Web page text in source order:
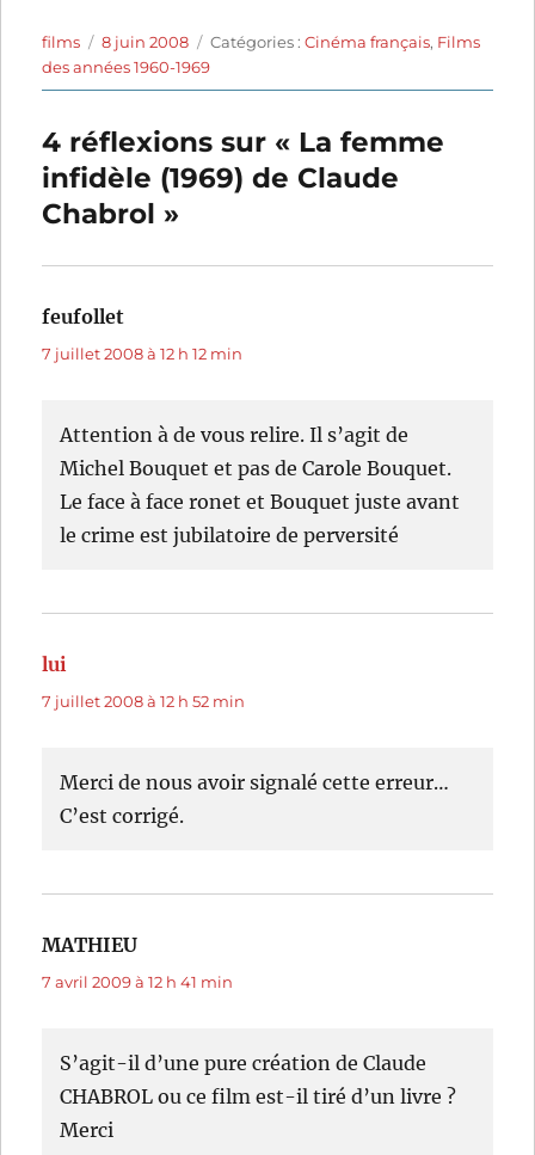
Auteur
films
Publié
le
8 juin 2008 Catégories
Catégories :Cinéma français, Films
des années 1960-1969
4 réflexions sur « La femme
infidèle (1969) de Claude
Chabrol »
feufollet
7 juillet 2008 à 12 h 12 min
Attention à de vous relire. Il s’agit de
Michel Bouquet et pas de Carole Bouquet.
Le face à face ronet et Bouquet juste avant
le crime est jubilatoire de perversité
lui
7 juillet 2008 à 12 h 52 min
Merci de nous avoir signalé cette erreur…
C’est corrigé.
MATHIEU
7 avril 2009 à 12 h 41 min
S’agit-il d’une pure création de Claude
CHABROL ou ce film est-il tiré d’un livre ?
Merci